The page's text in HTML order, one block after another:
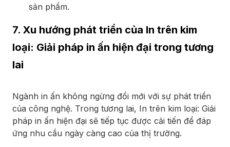
sản phẩm.
7. Xu hướng phát triển của In trên kim
loại: Giải pháp in ấn hiện đại trong tương
lai
Ngành in ấn không ngừng đổi mới với sự phát triển
của công nghệ. Trong tương lai, In trên kim loại: Giải
pháp in ấn hiện đại sẽ tiếp tục được cải tiến để đáp
ứng nhu cầu ngày càng cao của thị trường.